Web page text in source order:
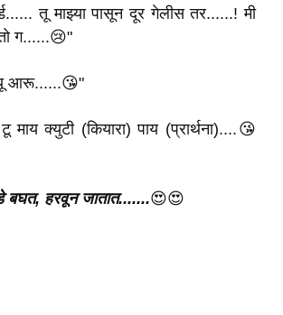
तू माझ्या पासून दूर गेलीस तर......! मी
ग......😢"
आरू......😘"
क्युटी (कियारा) पाय (प्रार्थना)....😘
बघत, हरवूनजातात.......😍😍